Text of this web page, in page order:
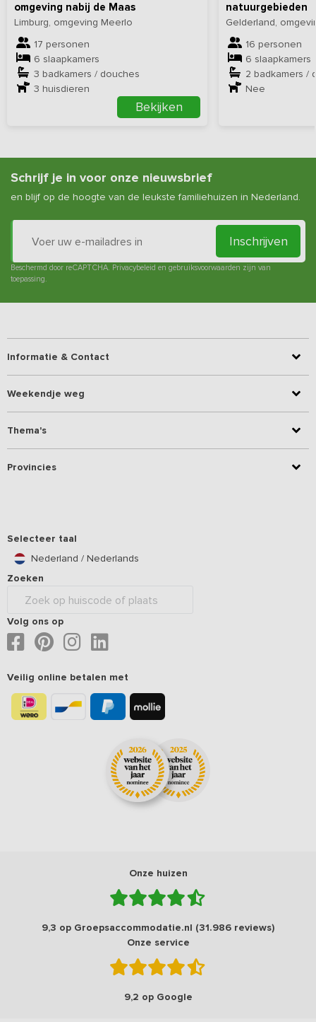
omgeving nabij de Maas
Limburg, omgeving Meerlo
17 personen
6 slaapkamers
3 badkamers / douches
3 huisdieren
Bekijken
natuurgebieden
Gelderland,
16 personen
6 slaapkamers
2 badkamers /
Nee
Schrijf je in voor onze nieuwsbrief
en blijf op de hoogte van de leukste familiehuizen in Nederland.
Inschrijven
Beschermd door reCAPTCHA. Privacybeleid en gebruiksvoorwaarden zijn van
toepassing.
Informatie & Contact
Weekendje weg
Thema's
Provincies
Selecteer taal
Nederland / Nederlands
Zoeken
Volg ons op
Veilig online betalen met
Onze huizen
9,3 op Groepsaccommodatie.nl (31.986 reviews)
Onze service
9,2 op Google